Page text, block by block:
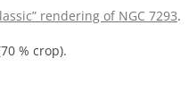
rendering of NGC 7293.
% crop).